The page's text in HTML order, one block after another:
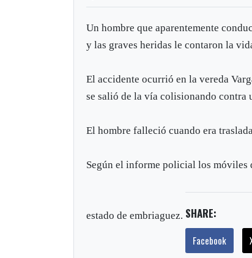
Un hombre que aparentemente
y las graves heridas le contaron la
El accidente ocurrió en la vereda
se salió de la vía colisionando contra
El hombre falleció cuando era
Según el informe policial los móviles
estado de embriaguez. SHARE:
Facebook